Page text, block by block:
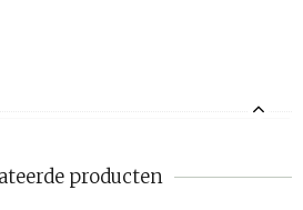
producten